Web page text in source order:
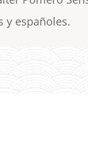
y españoles.